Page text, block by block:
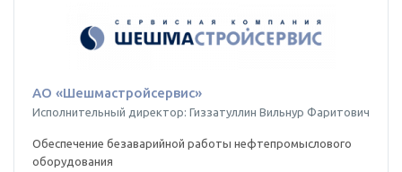
АО «Шешмастройсервис»
Исполнительный директор: Гиззатуллин Вильнур Фаритович
Обеспечение безаварийной работы нефтепромыслового
оборудования